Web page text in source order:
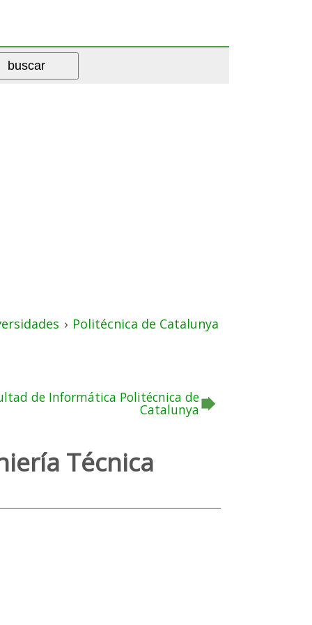
› Politécnica de Catalunya
de Informática Politécnica de
Catalunya
Técnica